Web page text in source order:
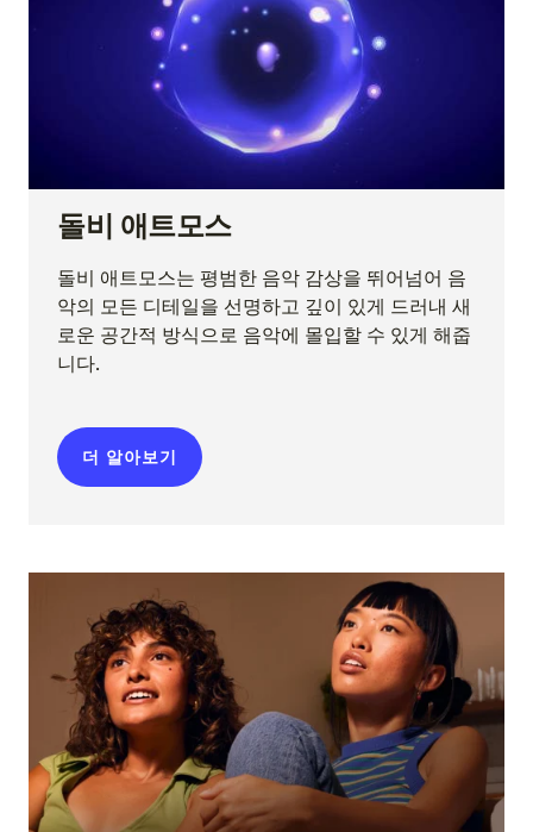
돌비 애트모스
돌비 애트모스는 평범한 음악 감상을 뛰어넘어 음
악의 모든 디테일을 선명하고 깊이 있게 드러내 새
로운 공간적 방식으로 음악에 몰입할 수 있게 해줍
니다.
더 알아보기